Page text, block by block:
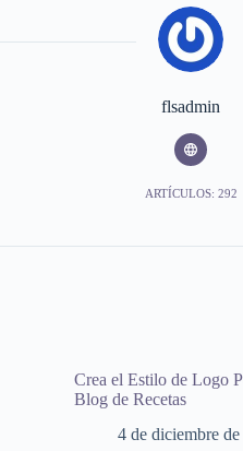
flsadmin
ARTÍCULOS: 292
Crea el Estilo de Logo
Blog de Recetas
4 de diciembre